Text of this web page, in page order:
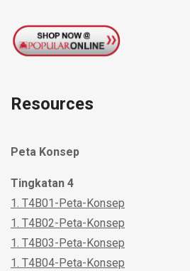
Resources
Peta Konsep
Tingkatan 4
1. T4B01-Peta-Konsep
1. T4B02-Peta-Konsep
1. T4B03-Peta-Konsep
1. T4B04-Peta-Konsep